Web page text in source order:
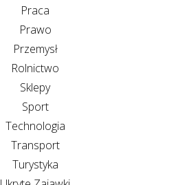
Praca
Prawo
Przemysł
Rolnictwo
Sklepy
Sport
Technologia
Transport
Turystyka